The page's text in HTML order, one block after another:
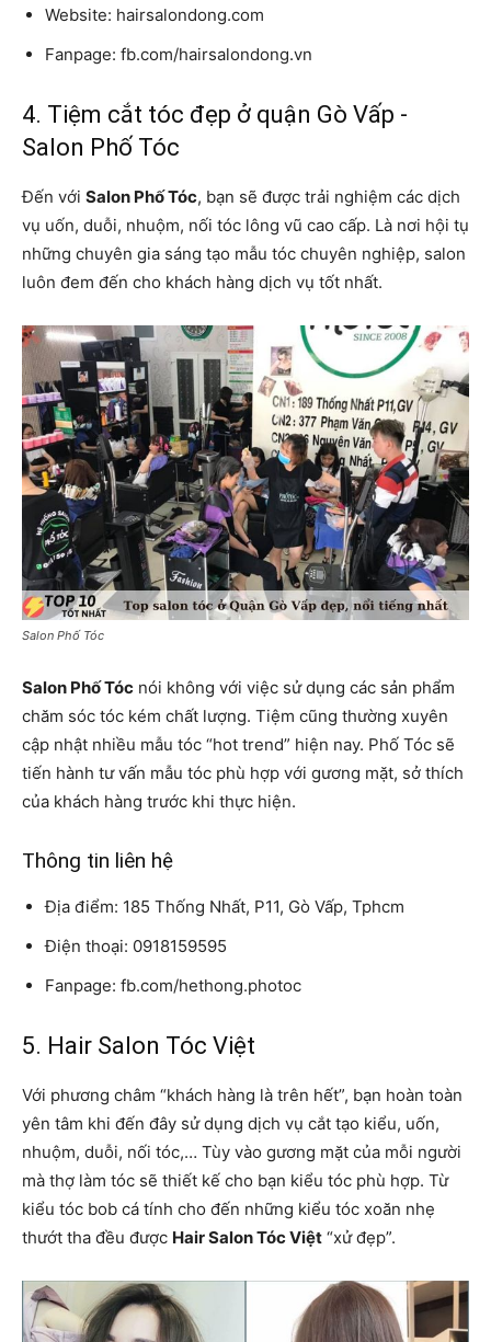
Website: hairsalondong.com
Fanpage: fb.com/hairsalondong.vn
4. Tiệm cắt tóc đẹp ở quận Gò Vấp -
Salon Phố Tóc
Đến với Salon Phố Tóc, bạn sẽ được trải nghiệm các dịch
vụ uốn, duỗi, nhuộm, nối tóc lông vũ cao cấp. Là nơi hội tụ
những chuyên gia sáng tạo mẫu tóc chuyên nghiệp, salon
luôn đem đến cho khách hàng dịch vụ tốt nhất.
Salon Phố Tóc
Salon Phố Tóc nói không với việc sử dụng các sản phẩm
chăm sóc tóc kém chất lượng. Tiệm cũng thường xuyên
cập nhật nhiều mẫu tóc “hot trend” hiện nay. Phố Tóc sẽ
tiến hành tư vấn mẫu tóc phù hợp với gương mặt, sở thích
của khách hàng trước khi thực hiện.
Thông tin liên hệ
Địa điểm: 185 Thống Nhất, P11, Gò Vấp, Tphcm
Điện thoại: 0918159595
Fanpage: fb.com/hethong.photoc
5. Hair Salon Tóc Việt
Với phương châm “khách hàng là trên hết”, bạn hoàn toàn
yên tâm khi đến đây sử dụng dịch vụ cắt tạo kiểu, uốn,
nhuộm, duỗi, nối tóc,… Tùy vào gương mặt của mỗi người
mà thợ làm tóc sẽ thiết kế cho bạn kiểu tóc phù hợp. Từ
kiểu tóc bob cá tính cho đến những kiểu tóc xoăn nhẹ
thướt tha đều được Hair Salon Tóc Việt “xử đẹp”.